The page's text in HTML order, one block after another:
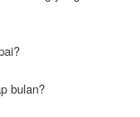
bulan?